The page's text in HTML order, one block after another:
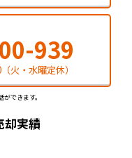
939
火・水曜定休）
できます。
却実績